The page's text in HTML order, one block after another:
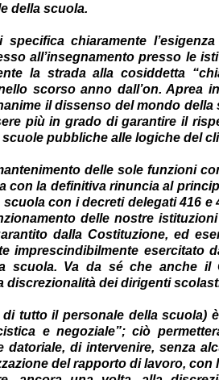
della scuola.
specifica chiaramente
all’insegnamento presso le
la strada alla cosiddetta
scorso anno dall’on. Aprea
il dissenso del mondo
più in grado di garantire il
pubbliche alle logiche del
delle sole funzioni
con la definitiva rinuncia al
con i decreti delegati 416 e
delle nostre
dalla Costituzione, ed
imprescindibilmente esercitato
scuola. Va da sé che anche il
discrezionalità dei dirigenti
tutto il personale della scuola)
e negoziale”; ciò
di intervenire, senza
del rapporto di lavoro, con